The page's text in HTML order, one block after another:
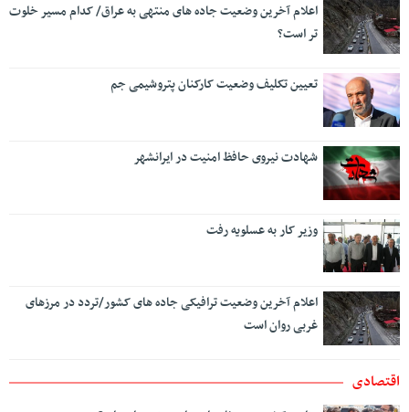
اعلام آخرین وضعیت جاده های منتهی به عراق/ کدام مسیر خلوت
تر است؟
تعیین تکلیف وضعیت کارکنان پتروشیمی جم
شهادت نیروی حافظ امنیت در ایرانشهر
وزیر کار به عسلویه رفت
اعلام آخرین وضعیت ترافیکی جاده های کشور/تردد در مرزهای
غربی روان است
اقتصادی